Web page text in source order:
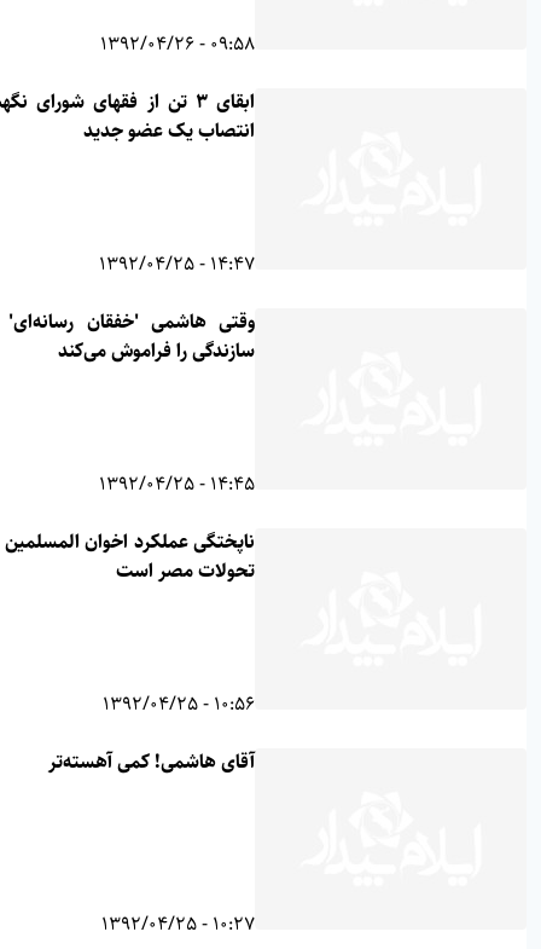
ابقای ۳ تن از فقهای شورای نگهبان و
انتصاب یک عضو جدید
وقتی هاشمی 'خفقان رسانه‌ای' زمان
سازندگی را فراموش می‌کند
ناپختگی عملکرد اخوان المسلمین دلیل
تحولات مصر است
آقای هاشمی! کمی آهسته‌تر